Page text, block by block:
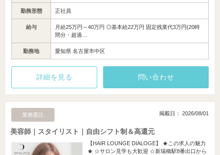
勤務形態 正社員
給与
月給25万円～40万円 ◎基本給22万円 固定残業代3万円(20時
間分・超過…
勤務地 愛知県 名古屋市中区
詳細を見る 問い合わせ
業務委託 掲載日： 2026/08/01
美容師｜スタイリスト｜自由シフト制＆高還元
【HAIR LOUNGE DIALOGE】 ★この求人の魅力
★ ☆サロン見学も大歓迎 ☆新瑞橋駅8番出口から